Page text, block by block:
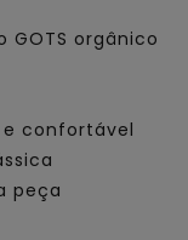
GOTS orgânico
confortável
peça